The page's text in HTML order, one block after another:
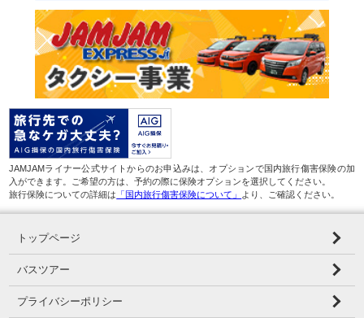
JAMJAMライナー公式サイトからのお申込みは、オプションで国内旅行傷害保険の加
入ができます。ご希望の方は、予約の際に保険オプションを選択してください。
旅行保険についての詳細は 「国内旅行傷害保険について」 より、ご確認ください。
トップページ
バスツアー
プライバシーポリシー